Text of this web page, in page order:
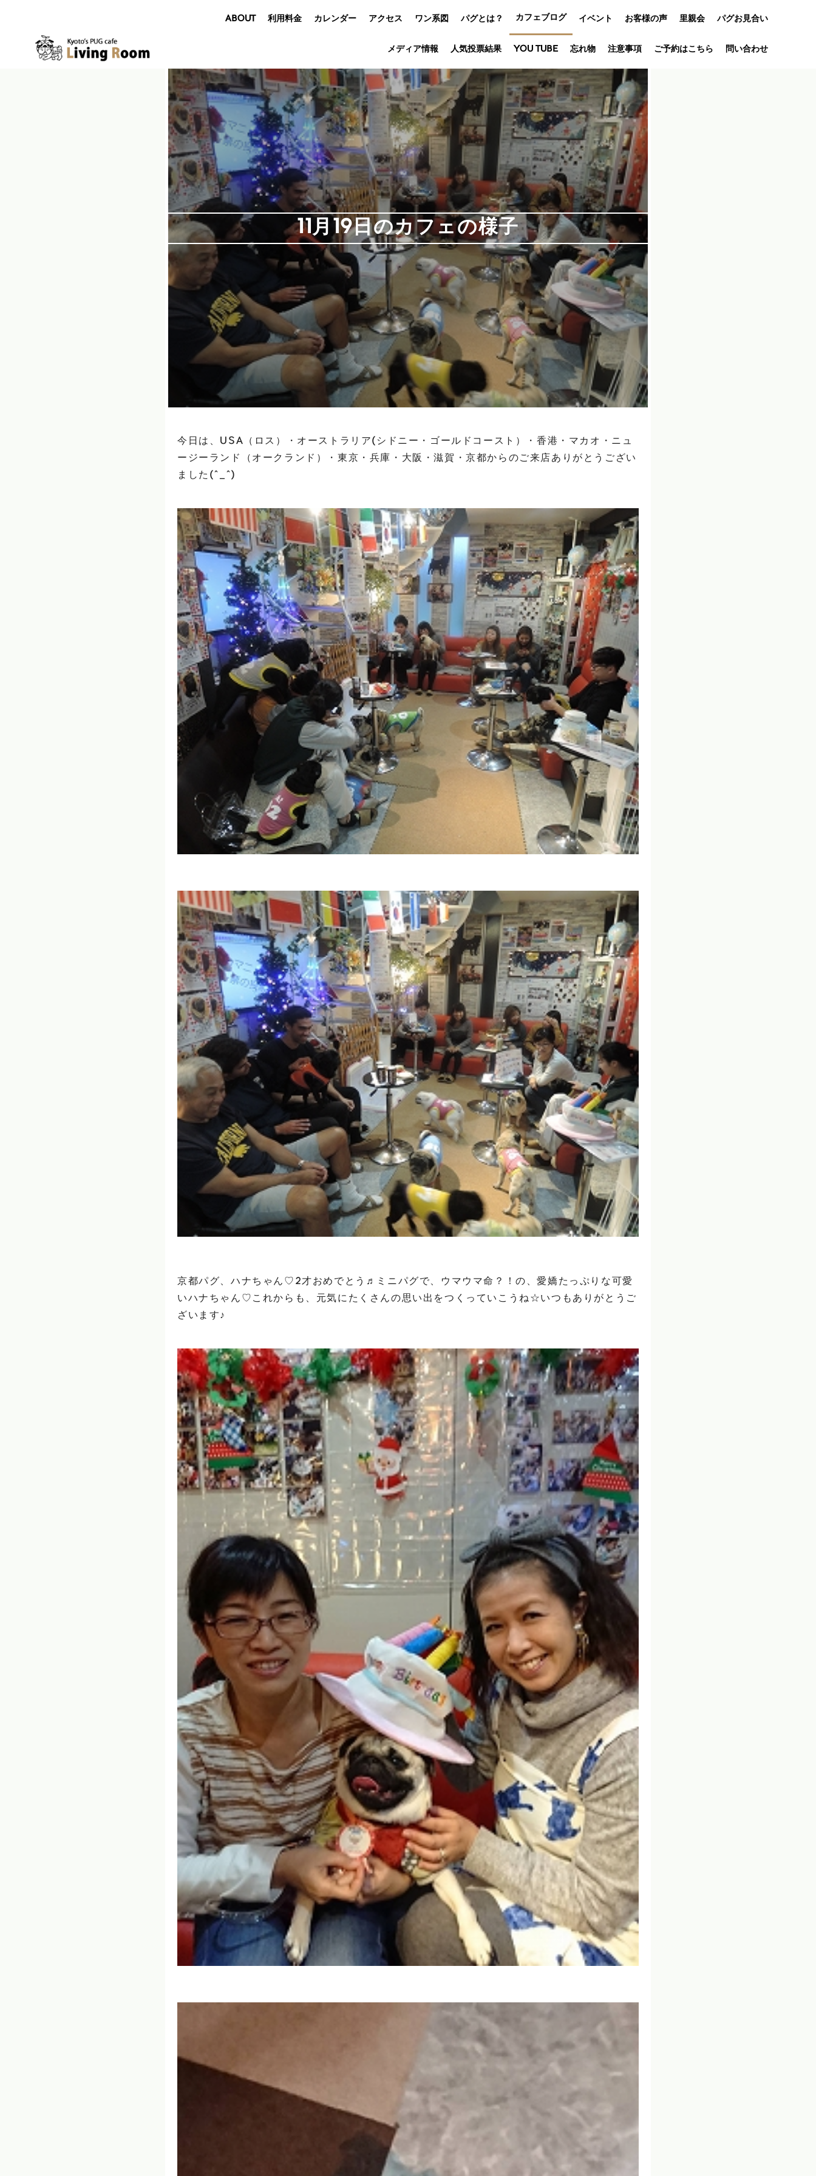
ABOUT 利用料金 カレンダー アクセス ワン系図 パグとは？ カフェブログ イベント
オフ会
アニバーサリ
ー
お客様の声 里親会 パグお見合い
メディア情報 人気投票結果 YOU TUBE 忘れ物 注意事項 ご予約はこちら 問い合わせ
11月19日のカフェの様子
今日は、USA（ロス）・オーストラリア(シドニー・ゴールドコースト）・香港・マカオ・ニュ
ージーランド（オークランド）・東京・兵庫・大阪・滋賀・京都からのご来店ありがとうござい
ました(^_^)
京都パグ、ハナちゃん♡2才おめでとう♬ミニパグで、ウマウマ命？！の、愛嬌たっぷりな可愛
いハナちゃん♡これからも、元気にたくさんの思い出をつくっていこうね☆いつもありがとうご
ざいます♪